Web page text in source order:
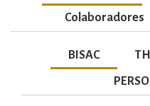
Colaboradores
BISAC